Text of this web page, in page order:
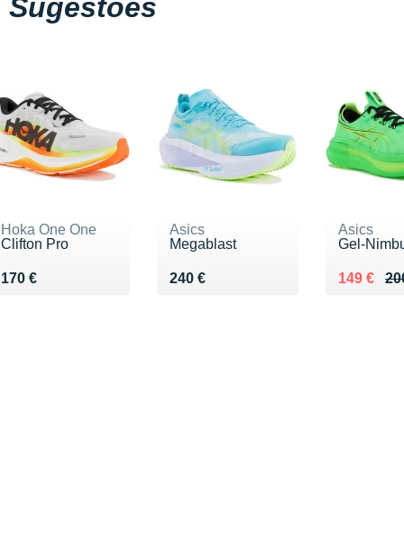
Sugestões
Hoka One One
Clifton Pro
170 €
Vendu 170 €
Asics
Megablast
240 €
Vendu 240 €
Asics
Gel-
Au lieu
149 €
Vendu